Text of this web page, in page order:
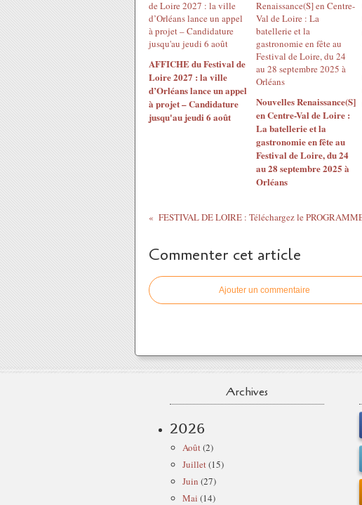
AFFICHE du Festival de
Loire 2027 : la ville
d’Orléans lance un appel
à projet – Candidature
jusqu'au jeudi 6 août
Nouvelles Renaissance(S]
en Centre-Val de Loire :
La batellerie et la
gastronomie en fête au
Festival de Loire, du 24
au 28 septembre 2025 à
Orléans
Commenter cet article
Ajouter un commentaire
Archives
2026
Août(2)
Juillet(15)
Juin (27)
Mai (14)